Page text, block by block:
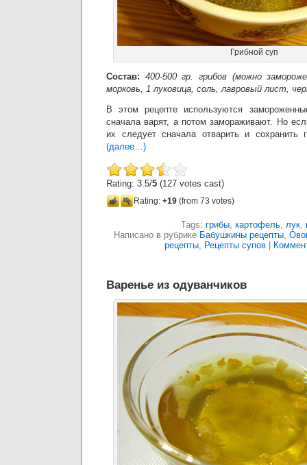
Грибной суп
Состав: 400-500 гр. грибов (можно
морковь, 1 луковица, соль, лавровый лист,
В этом рецепте используются
сначала варят, а потом замораживают. Но
их следует сначала отварить и сохранить
(далее…)
Rating: 3.5/5 (127 votes cast)
Rating: +19 (from 73 votes)
Tags: грибы, картофель, лук,
Написано в рубрике Бабушкины рецепты,
рецепты, Рецепты супов
Варенье из одуванчиков